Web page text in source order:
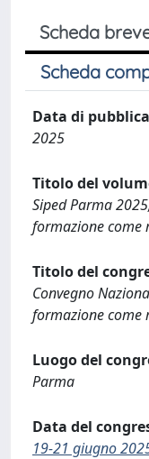
Scheda
Scheda
Data di
2025
Titolo del
Siped Parma
formazione come
Titolo del
Convegno
formazione come
Luogo del
Parma
Data del
19-21 giugno